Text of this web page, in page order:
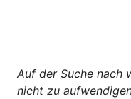
Auf der Suche nach
nicht zu